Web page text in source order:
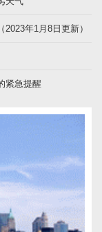
年1月8日更新）
紧急提醒